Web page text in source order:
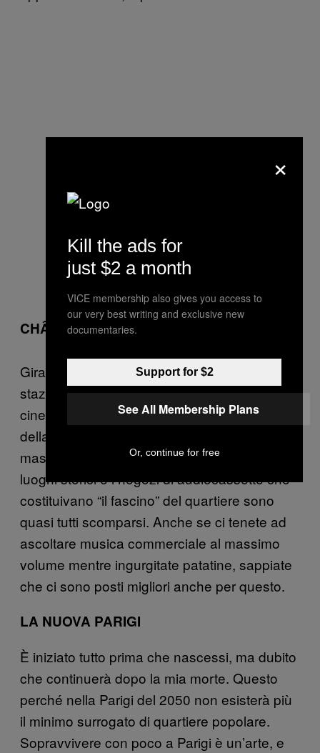
CHÂTELET-LES-HALLES
Girare tra le 13 e le 22 in questa immensa
stazione della metro-centro commerciale-
cinema a cielo aperto è un segno decisivo
della miseria della moderna propensione al
masochismo. Inoltre negli ultimi dieci anni i
luoghi storici e i negozi di audiocassette che
costituivano “il fascino” del quartiere sono
quasi tutti scomparsi. Anche se ci tenete ad
ascoltare musica commerciale al massimo
volume mentre ingurgitate patatine, sappiate
che ci sono posti migliori anche per questo.
LA NUOVA PARIGI
È iniziato tutto prima che nascessi, ma dubito
che continuerà dopo la mia morte. Questo
perché nella Parigi del 2050 non esisterà più
il minimo surrogato di quartiere popolare.
Sopravvivere con poco a Parigi è un’arte, e
×
Kill the ads for
just $2 a month
VICE membership also gives you access to
our very best writing and exclusive new
documentaries.
Support for $2
See All Membership Plans
Or, continue for free